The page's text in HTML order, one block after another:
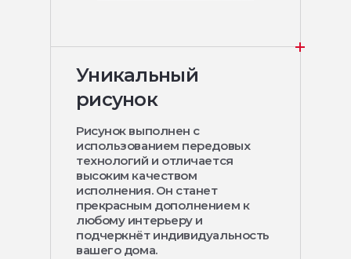
Уникальный
рисунок
Рисунок выполнен с
использованием передовых
технологий и отличается
высоким качеством
исполнения. Он станет
прекрасным дополнением к
любому интерьеру и
подчеркнёт индивидуальность
вашего дома.